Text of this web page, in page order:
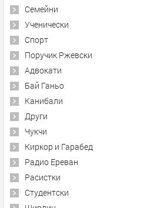
Семейни
Ученически
Спорт
Поручик Ржевски
Адвокати
Бай Ганьо
Канибали
Други
Чукчи
Киркор и Гарабед
Радио Ереван
Расистки
Студентски